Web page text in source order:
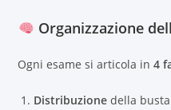
Organizzazione
Ogni esame si articola in4
Distribuzione della